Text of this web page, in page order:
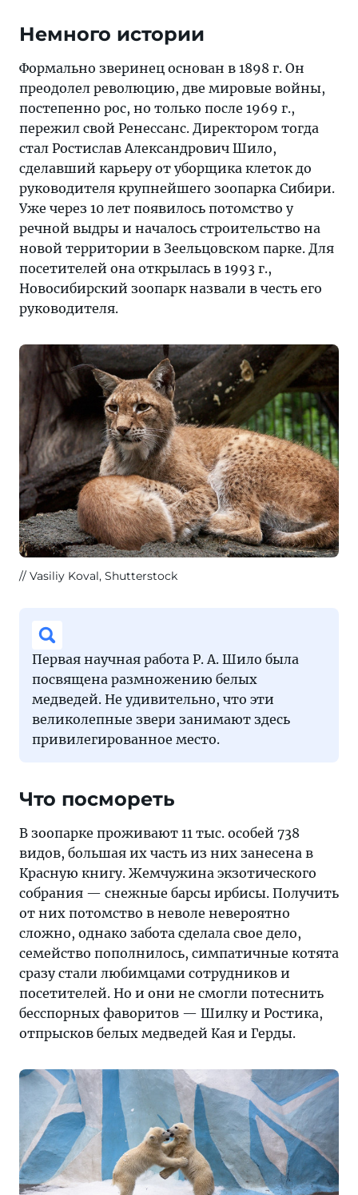
Немного истории
Формально зверинец основан в 1898 г. Он
преодолел революцию, две мировые войны,
постепенно рос, но только после 1969 г.,
пережил свой Ренессанс. Директором тогда
стал Ростислав Александрович Шило,
сделавший карьеру от уборщика клеток до
руководителя крупнейшего зоопарка Сибири.
Уже через 10 лет появилось потомство у
речной выдры и началось строительство на
новой территории в Зеельцовском парке. Для
посетителей она открылась в 1993 г.,
Новосибирский зоопарк назвали в честь его
руководителя.
Vasiliy Koval, Shutterstock
Первая научная работа Р. А. Шило была
посвящена размножению белых
медведей. Не удивительно, что эти
великолепные звери занимают здесь
привилегированное место.
Что посмореть
В зоопарке проживают 11 тыс. особей 738
видов, большая их часть из них занесена в
Красную книгу. Жемчужина экзотического
собрания — снежные барсы ирбисы. Получить
от них потомство в неволе невероятно
сложно, однако забота сделала свое дело,
семейство пополнилось, симпатичные котята
сразу стали любимцами сотрудников и
посетителей. Но и они не смогли потеснить
бесспорных фаворитов — Шилку и Ростика,
отпрысков белых медведей Кая и Герды.